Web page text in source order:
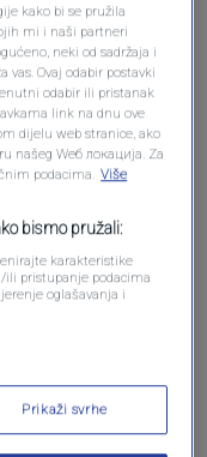
kako bi se pružila
mi i naši partneri
neki od sadržaja i
Ovaj odabir postavki
odabir ili pristanak
link na dnu ove
dijelu web stranice, ako
našeg Wеб локација. Za
podacima. Više
bismo pružali:
karakteristike
ili pristupanje podacima
oglašavanja i
Prikaži svrhe